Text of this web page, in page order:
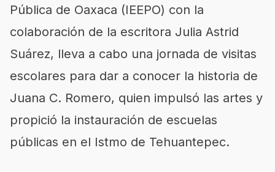
Pública de Oaxaca (IEEPO) con la
colaboración de la escritora Julia Astrid
Suárez, lleva a cabo una jornada de visitas
escolares para dar a conocer la historia de
Juana C. Romero, quien impulsó las artes y
propició la instauración de escuelas
públicas en el Istmo de Tehuantepec.